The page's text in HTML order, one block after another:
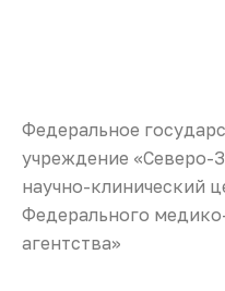
Федеральное
учреждение
научно-клинический
Федерального
агентства»